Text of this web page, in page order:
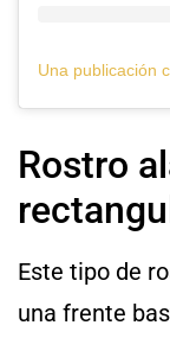
Rostro
Este tipo de
una frente